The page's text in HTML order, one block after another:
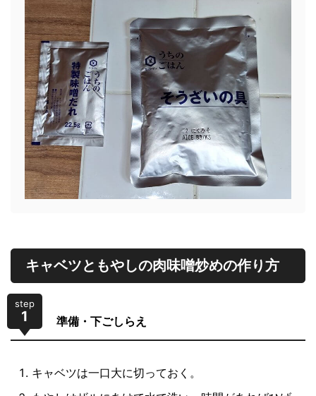
キャベツともやしの肉味噌炒めの作り方
step
1 準備・下ごしらえ
キャベツは一口大に切っておく。